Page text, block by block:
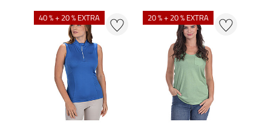
40 % + 20 % EXTRA 20 % + 20 % EXTRA